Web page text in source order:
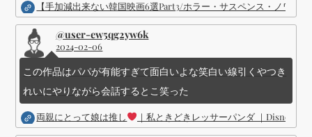
【手加減出来ない韓国映画6選Part3/ホラー・サスペンス・ノワー
@user-ew5qg2yw6k
2024-02-06
この作品はパパが有能すぎて面白いよな笑白い線引くやつき
れいにやりながら会話するとこ笑った
両親にとって娘は推し ｜私ときどきレッサーパンダ ｜Disney (